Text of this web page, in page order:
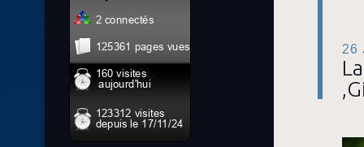
26